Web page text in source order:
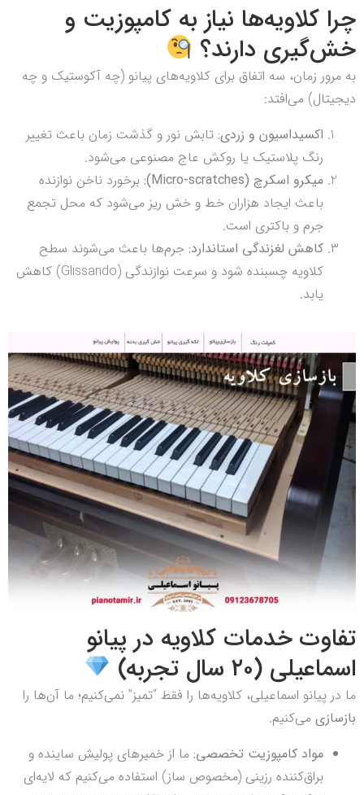
چرا کلاویه‌ها نیاز به کامپوزیت و
خش‌گیری دارند؟
به مرور زمان، سه اتفاق برای کلاویه‌های پیانو (چه آکوستیک و چه
دیجیتال) می‌افتد:
اکسیداسیون و زردی: تابش نور و گذشت زمان باعث تغییر
رنگ پلاستیک یا روکش عاج مصنوعی می‌شود.
میکرو اسکرچ (Micro-scratches):
برخورد ناخن نوازنده
باعث ایجاد هزاران خط و خش ریز می‌شود که محل تجمع
جرم و باکتری است.
کاهش لغزندگی استاندارد: جرم‌ها باعث می‌شوند سطح
کلاویه چسبنده شود و سرعت نوازندگی (Glissando) کاهش
یابد.
تفاوت خدمات کلاویه در پیانو
اسماعیلی (۲۰ سال تجربه)
ما در پیانو اسماعیلی، کلاویه‌ها را فقط “تمیز” نمی‌کنیم؛ ما آن‌ها را
بازسازی می‌کنیم.
مواد کامپوزیت تخصصی: ما از خمیرهای پولیش ساینده و
براق‌کننده رزینی (مخصوص ساز) استفاده می‌کنیم که لایه‌ای